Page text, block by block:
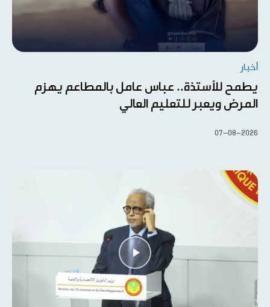
أخبار
يطمح للأستذة.. عباس عامل بالمطاعم يهزم
المرض ويعبر للتعليم العالي
07-08-2026